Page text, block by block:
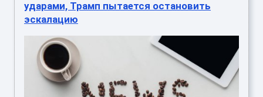
ударами, Трамп пытается остановить
эскалацию